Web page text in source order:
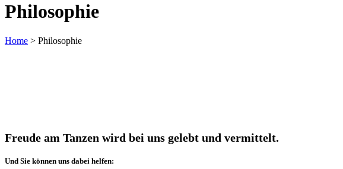
Philosophie
Home > Philosophie
Freude am Tanzen wird bei uns gelebt und vermittelt.
Und Sie können uns dabei helfen: